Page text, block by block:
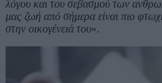
λόγου και του σεβασμού των
μας ζωή από σήμερα είναι πιο
στην οικογένειά του».